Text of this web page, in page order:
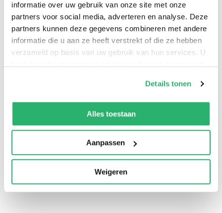
informatie over uw gebruik van onze site met onze
partners voor social media, adverteren en analyse. Deze
partners kunnen deze gegevens combineren met andere
informatie die u aan ze heeft verstrekt of die ze hebben
verzameld op basis van uw gebruik van hun services. U
kunnen ontvangen en verwerken.
Details tonen
Alles toestaan
Aanpassen
Weigeren